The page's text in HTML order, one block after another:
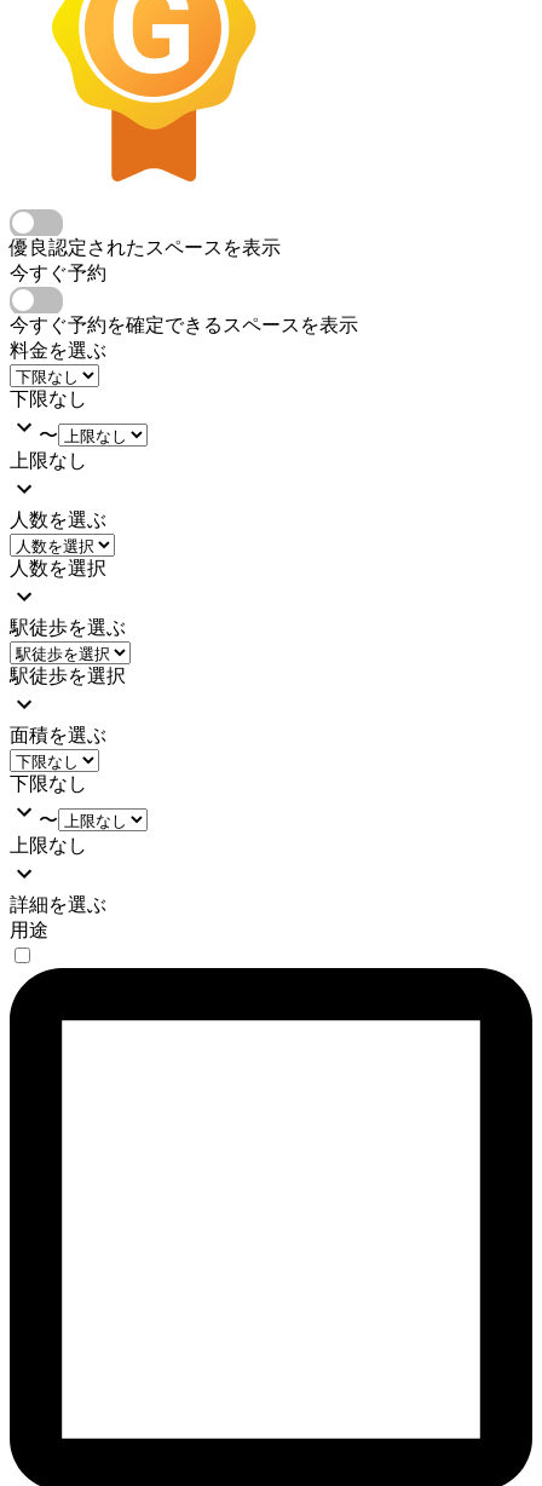
優良認定されたスペースを表示
今すぐ予約
今すぐ予約を確定できるスペースを表示
料金を選ぶ
下限なし
〜
上限なし
人数を選ぶ
人数を選択
駅徒歩を選ぶ
駅徒歩を選択
面積を選ぶ
下限なし
〜
上限なし
詳細を選ぶ
用途